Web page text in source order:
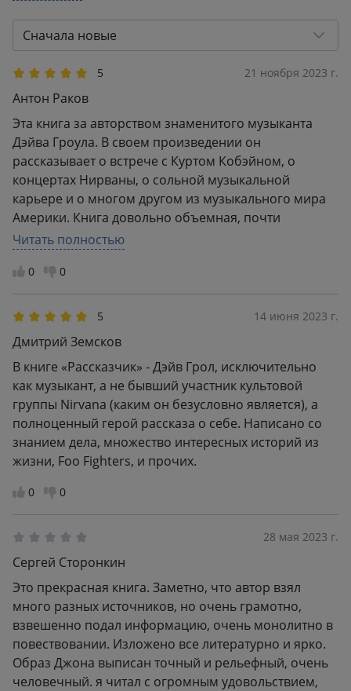
2
0
1
Сначала новые
5 21 ноября 2023 г.
Антон Раков
Эта книга за авторством знаменитого музыканта
Дэйва Гроула. В своем произведении он
рассказывает о встрече с Куртом Кобэйном, о
концертах Нирваны, о сольной музыкальной
карьере и о многом другом из музыкального мира
Америки. Книга довольно объемная, почти
четыреста страниц. Отличная обложка, твердый
переплет, четкая печать текста.
Читать полностью
0 0
5 14 июня 2023 г.
Дмитрий Земсков
В книге «Рассказчик» - Дэйв Грол, исключительно
как музыкант, а не бывший участник культовой
группы Nirvana (каким он безусловно является), а
полноценный герой рассказа о себе. Написано со
знанием дела, множество интересных историй из
жизни, Foo Fighters, и прочих.
0 0
28 мая 2023 г.
Сергей Сторонкин
Это прекрасная книга. Заметно, что автор взял
много разных источников, но очень грамотно,
взвешенно подал информацию, очень монолитно в
повествовании. Изложено все литературно и ярко.
Образ Джона выписан точный и рельефный, очень
человечный. я читал с огромным удовольствием,